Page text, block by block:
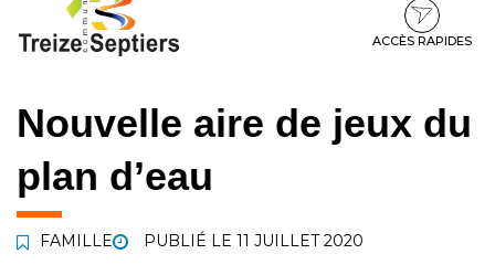
contenu
pied
ACCÈS RAPIDES
Nouvelle aire de jeux du
plan d’eau
FAMILLE PUBLIÉ LE 11 JUILLET 2020